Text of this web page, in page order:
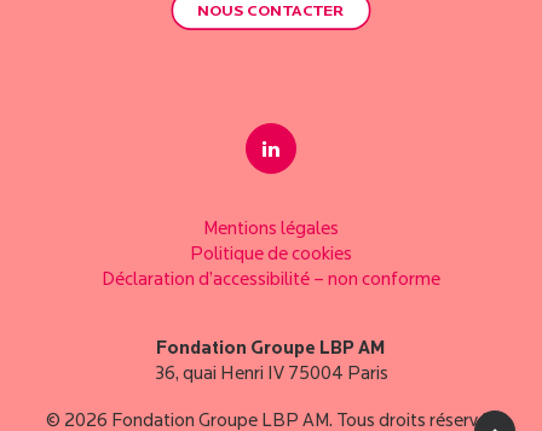
NOUS CONTACTER
Mentions légales
Politique de cookies
Déclaration d’accessibilité – non conforme
Fondation Groupe LBP AM
36, quai Henri IV 75004 Paris
© 2026 Fondation Groupe LBP AM. Tous droits réservés